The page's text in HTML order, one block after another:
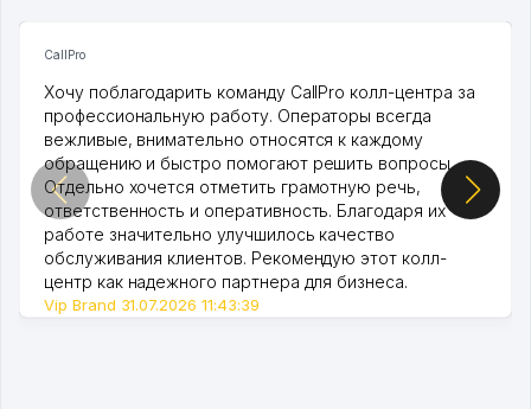
CallPro
Хочу поблагодарить команду CallPro колл-центра за
профессиональную работу. Операторы всегда
вежливые, внимательно относятся к каждому
обращению и быстро помогают решить вопросы.
Отдельно хочется отметить грамотную речь,
ответственность и оперативность. Благодаря их
работе значительно улучшилось качество
обслуживания клиентов. Рекомендую этот колл-
центр как надежного партнера для бизнеса.
Vip Brand 31.07.2026 11:43:39